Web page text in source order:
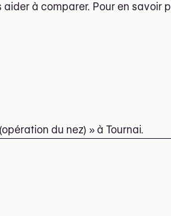
à comparer. Pour en savoir
du nez) » à Tournai.